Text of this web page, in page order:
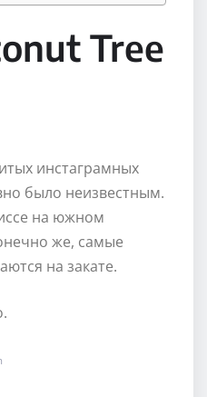
Tree
инстаграмных
было неизвестным.
на южном
же, самые
на закате.